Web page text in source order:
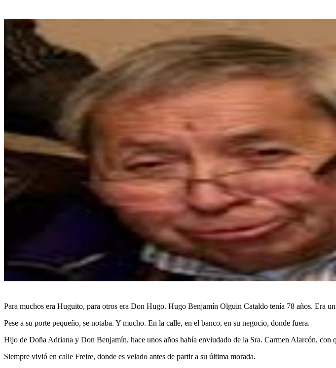
Para muchos era Huguito, para otros era Don Hugo. Hugo Benjamín Olguin Cataldo tenía 78 años. Era
Pese a su porte pequeño, se notaba. Y mucho. En la calle, en el banco, en su negocio, donde fuera.
Hijo de Doña Adriana y Don Benjamín, hace unos años había enviudado de la Sra. Carmen Alarcón, con
Siempre vivió en calle Freire, donde es velado antes de partir a su última morada.